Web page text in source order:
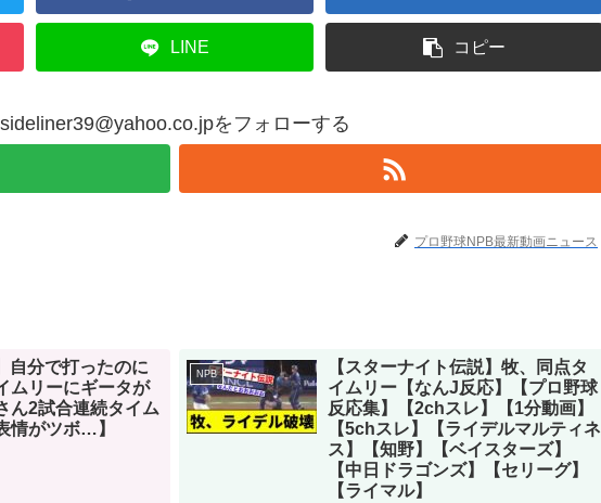
LINE コピー
sideliner39@yahoo.co.jpをフォローする
プロ野球NPB最新動画ニュース
自分で打ったのに
ムリーにギータが
ん2試合連続タイム
情がツボ…】
NPB
【スターナイト伝説】牧、同点タ
イムリー【なんJ反応】【プロ野球
反応集】【2chスレ】【1分動画】
【5chスレ】【ライデルマルティネ
ス】【知野】【ベイスターズ】
【中日ドラゴンズ】【セリーグ】
【ライマル】